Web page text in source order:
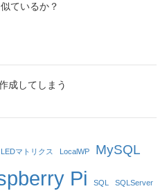
ているか？
成してしまう
LEDマトリクス LocalWP MySQL
Pi SQL SQLServer